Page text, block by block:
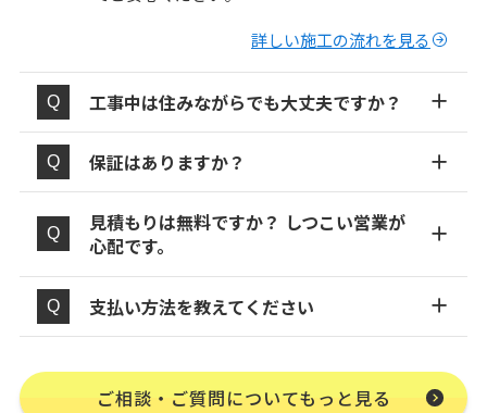
詳しい施工の流れを見る
工事中は住みながらでも大丈夫ですか？
保証はありますか？
見積もりは無料ですか？ しつこい営業が
心配です。
支払い方法を教えてください
ご相談・ご質問についてもっと見る